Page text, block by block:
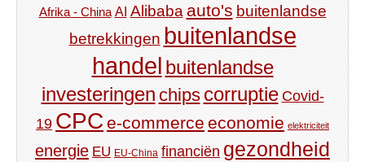
Afrika - China AI Alibaba auto's buitenlandse
betrekkingen buitenlandse
handel buitenlandse
investeringen chips corruptie Covid-
19 CPC e-commerce economie elektriciteit
energie EU EU-China financiën gezondheid